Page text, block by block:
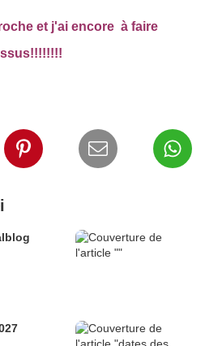
et j'ai encore à faire
Canalblog